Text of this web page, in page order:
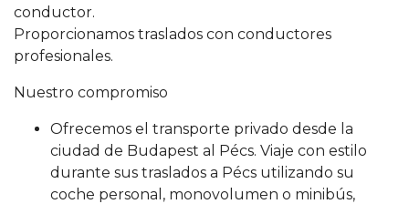
Nuestro compromiso
Ofrecemos el transporte privado desde la
ciudad de Budapest al Pécs. Viaje con estilo
durante sus traslados a Pécs utilizando su
coche personal, monovolumen o minibús,
conductor.
Proporcionamos traslados con conductores
profesionales.